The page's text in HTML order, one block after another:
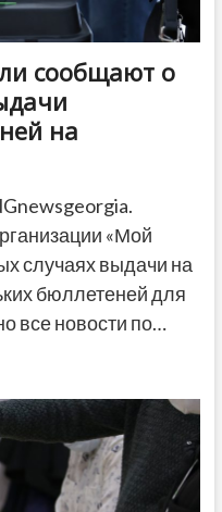
сообщают о
на
«Мой
случаях выдачи на
бюллетеней для
все новости по…